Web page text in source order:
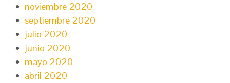
noviembre 2020
septiembre 2020
julio 2020
junio 2020
mayo 2020
abril 2020